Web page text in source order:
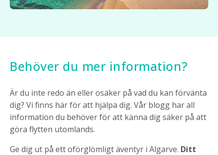
Behöver du mer information?
Är du inte redo än eller osäker på vad du kan förvänta
dig? Vi finns här för att hjälpa dig. Vår blogg har all
information du behöver för att känna dig säker på att
göra flytten utomlands.
Ge dig ut på ett oförglömligt äventyr i Algarve. Ditt